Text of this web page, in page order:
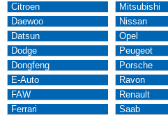
Citroen
Daewoo
Datsun
Dodge
Dongfeng
E-Auto
FAW
Ferrari
Mitsubishi
Nissan
Opel
Peugeot
Porsche
Ravon
Renault
Saab